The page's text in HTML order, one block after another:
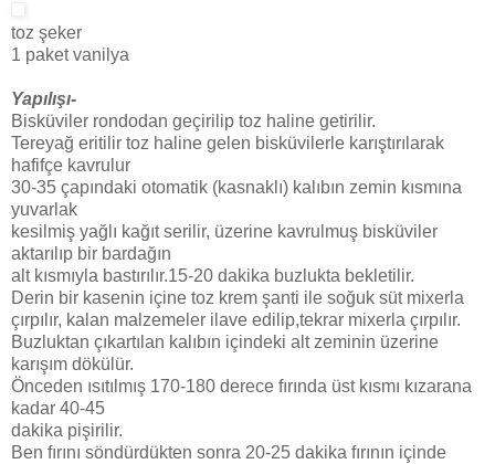
toz şeker
1 paket vanilya
Yapılışı-
Bisküviler rondodan geçirilip toz haline getirilir.
Tereyağ eritilir toz haline gelen bisküvilerle karıştırılarak
hafifçe kavrulur
30-35 çapındaki otomatik (kasnaklı) kalıbın zemin kısmına
yuvarlak
kesilmiş yağlı kağıt serilir, üzerine kavrulmuş bisküviler
aktarılıp bir bardağın
alt kısmıyla bastırılır.15-20 dakika buzlukta bekletilir.
Derin bir kasenin içine toz krem şanti ile soğuk süt mixerla
çırpılır, kalan malzemeler ilave edilip,tekrar mixerla çırpılır.
Buzluktan çıkartılan kalıbın içindeki alt zeminin üzerine
karışım dökülür.
Önceden ısıtılmış 170-180 derece fırında üst kısmı kızarana
kadar 40-45
dakika pişirilir.
Ben fırını söndürdükten sonra 20-25 dakika fırının içinde